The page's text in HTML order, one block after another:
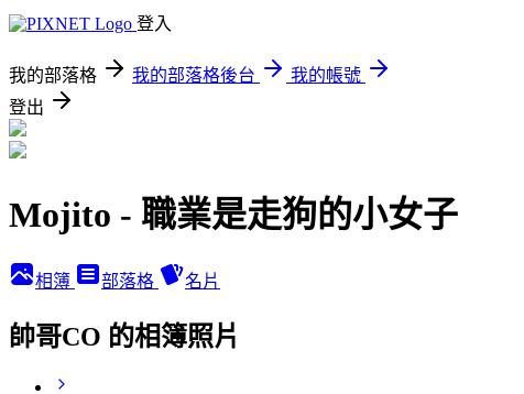
登入
我的部落格 我的部落格後台
我的帳號
登出
Mojito - 職業是走狗的小女子
相簿 部落格 名片
帥哥CO 的相簿照片